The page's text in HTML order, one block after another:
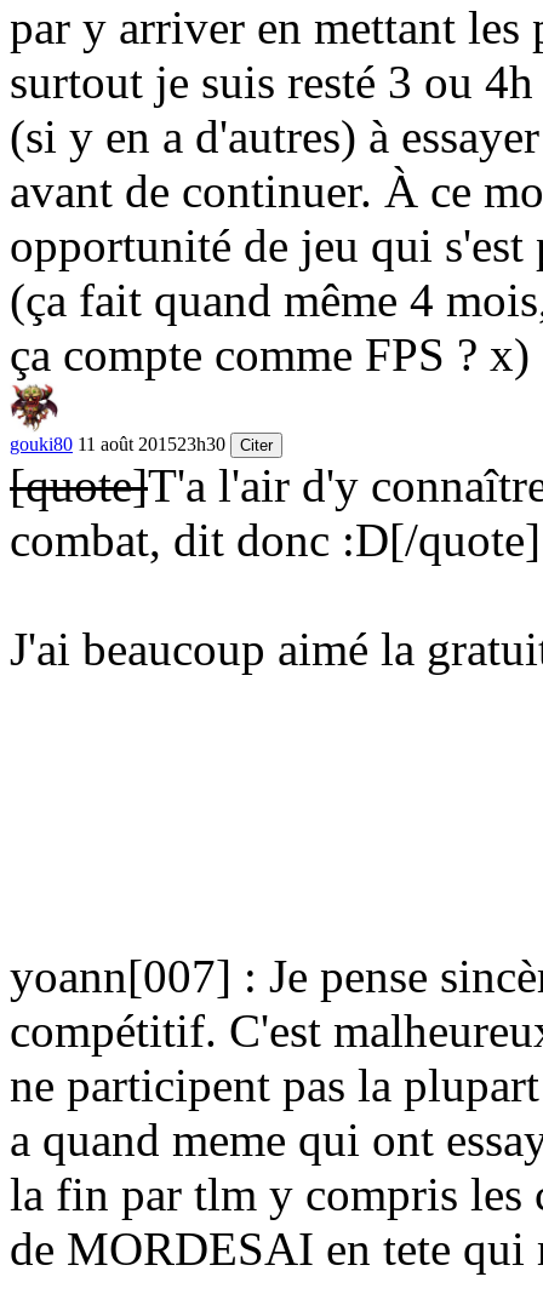
par y arriver en mettant les
surtout je suis resté 3 ou
(si y en a d'autres) à
avant de continuer. À ce
opportunité de jeu qui s'est
(ça fait quand même 4
ça compte comme FPS ? x)
gouki80 11 août 201523h30 Citer
[quote]T'a l'air d'y
combat, dit donc :D[/quote]
J'ai beaucoup aimé la
yoann[007] : Je pense
compétitif. C'est
ne participent pas la
a quand meme qui ont
la fin par tlm y compris les
de MORDESAI en tete